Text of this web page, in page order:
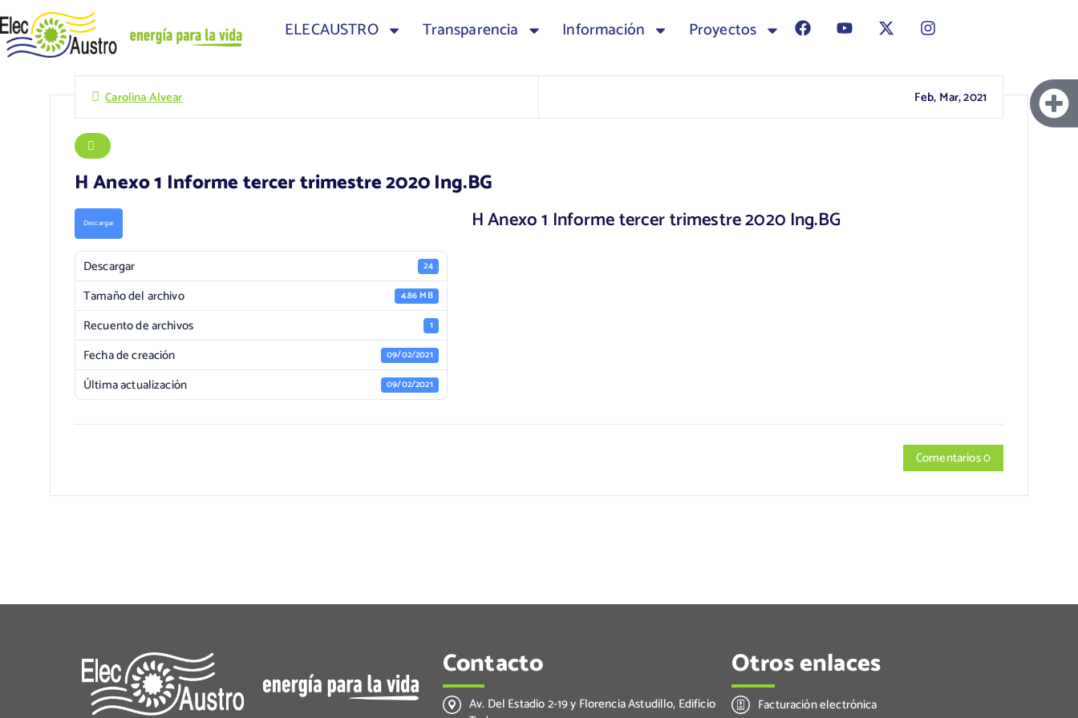
ELECAUSTRO Transparencia Información Proyectos
Carolina Alvear Feb, Mar, 2021
H Anexo 1 Informe tercer trimestre 2020 Ing.BG
Descargar
Descargar 24
Tamaño del archivo 4.86 MB
Recuento de archivos 1
Fecha de creación 09/02/2021
Última actualización 09/02/2021
H Anexo 1 Informe tercer trimestre 2020 Ing.BG
Comentarios 0
Contacto
Av. Del Estadio 2-19 y Florencia Astudillo, Edificio
Otros enlaces
Facturación electrónica